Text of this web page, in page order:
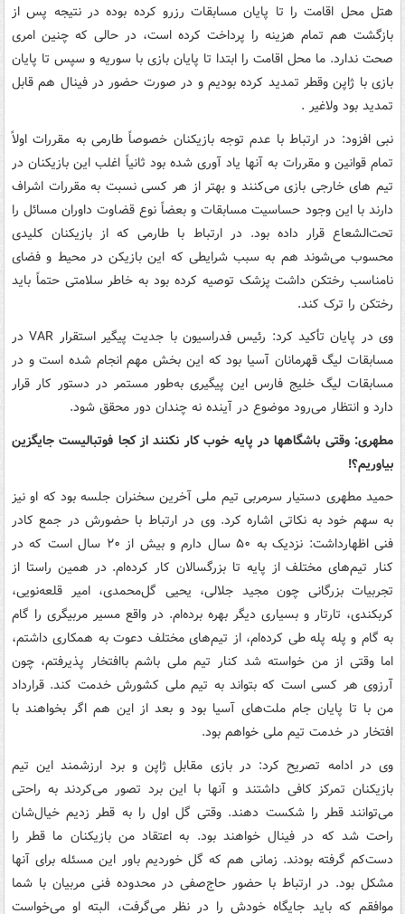
هتل محل اقامت را تا پایان مسابقات رزرو کرده بوده در نتیجه پس از
بازگشت هم تمام هزینه را پرداخت کرده است، در حالی که چنین امری
صحت ندارد. ما محل اقامت را ابتدا تا پایان بازی با سوریه و سپس تا پایان
بازی با ژاپن وقطر تمدید کرده بودیم و در صورت حضور در فینال هم قابل
تمدید بود ولاغیر .
نبی افزود: در ارتباط با عدم توجه بازیکنان خصوصاً طارمی به مقررات اولاً
تمام قوانین و مقررات به آنها یاد آوری شده بود ثانیاً اغلب این بازیکنان در
تیم های خارجی بازی می‌کنند و بهتر از هر کسی نسبت به مقررات اشراف
دارند با این وجود حساسیت مسابقات و بعضاً نوع قضاوت داوران مسائل را
تحت‌الشعاع قرار داده بود. در ارتباط با طارمی که از بازیکنان کلیدی
محسوب می‌شوند هم به سبب شرایطی که این بازیکن در محیط و فضای
نامناسب رختکن داشت پزشک توصیه کرده بود به خاطر سلامتی حتماً باید
رختکن را ترک کند.
وی در پایان تأکید کرد: رئیس فدراسیون با جدیت پیگیر استقرار VAR در
مسابقات لیگ قهرمانان آسیا بود که این بخش مهم انجام شده است و در
مسابقات لیگ خلیج فارس این پیگیری به‌طور مستمر در دستور کار قرار
دارد و انتظار می‌رود موضوع در آینده نه چندان دور محقق شود.
مطهری: وقتی باشگاهها در پایه خوب کار نکنند از کجا فوتبالیست جایگزین
بیاوریم؟!
حمید مطهری دستیار سرمربی تیم ملی آخرین سخنران جلسه بود که او نیز
به سهم خود به نکاتی اشاره کرد. وی در ارتباط با حضورش در جمع کادر
فنی اظهارداشت: نزدیک به ۵۰ سال دارم و بیش از ۲۰ سال است که در
کنار تیم‌های مختلف از پایه تا بزرگسالان کار کرده‌ام. در همین راستا از
تجربیات بزرگانی چون مجید جلالی، یحیی گل‌محمدی، امیر قلعه‌نویی،
کربکندی، تارتار و بسیاری دیگر بهره برده‌ام. در واقع مسیر مربیگری را گام
به گام و پله پله طی کرده‌ام، از تیم‌های مختلف دعوت به همکاری داشتم،
اما وقتی از من خواسته شد کنار تیم ملی باشم باافتخار پذیرفتم، چون
آرزوی هر کسی است که بتواند به تیم ملی کشورش خدمت کند. قرارداد
من با تا پایان جام ملت‌های آسیا بود و بعد از این هم اگر بخواهند با
افتخار در خدمت تیم ملی خواهم بود.
وی در ادامه تصریح کرد: در بازی مقابل ژاپن و برد ارزشمند این تیم
بازیکنان تمرکز کافی داشتند و آنها با این برد تصور می‌کردند به راحتی
می‌توانند قطر را شکست دهند. وقتی گل اول را به قطر زدیم خیال‌شان
راحت شد که در فینال خواهند بود. به اعتقاد من بازیکنان ما قطر را
دست‌کم گرفته بودند. زمانی هم که گل خوردیم باور این مسئله برای آنها
مشکل بود. در ارتباط با حضور حاج‌صفی در محدوده فنی مربیان با شما
موافقم که باید جایگاه خودش را در نظر می‌گرفت، البته او می‌خواست